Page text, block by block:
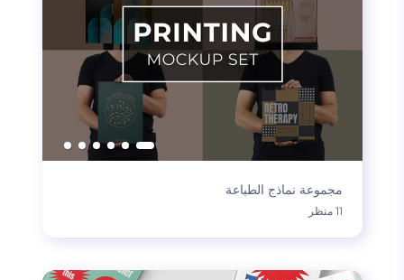
مجموعة نماذج الطباعة
11 منظر